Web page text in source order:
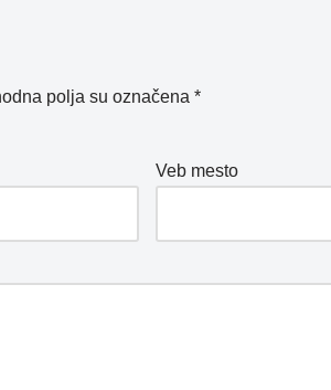
polja su označena *
Veb mesto